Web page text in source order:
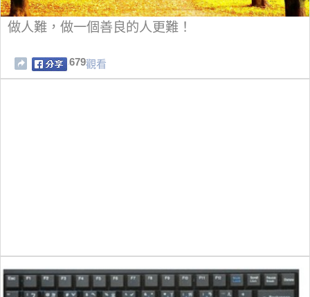
做人難，做一個善良的人更難！
679觀看